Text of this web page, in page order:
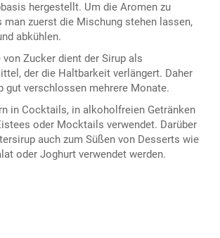
hergestellt. Um die Aromen zu
man zuerst die Mischung stehen lassen,
abkühlen.
von Zucker dient der Sirup als
der die Haltbarkeit verlängert. Daher
gut verschlossen mehrere Monate.
in Cocktails, in alkoholfreien Getränken
oder Mocktails verwendet. Darüber
auch zum Süßen von Desserts wie
oder Joghurt verwendet werden.